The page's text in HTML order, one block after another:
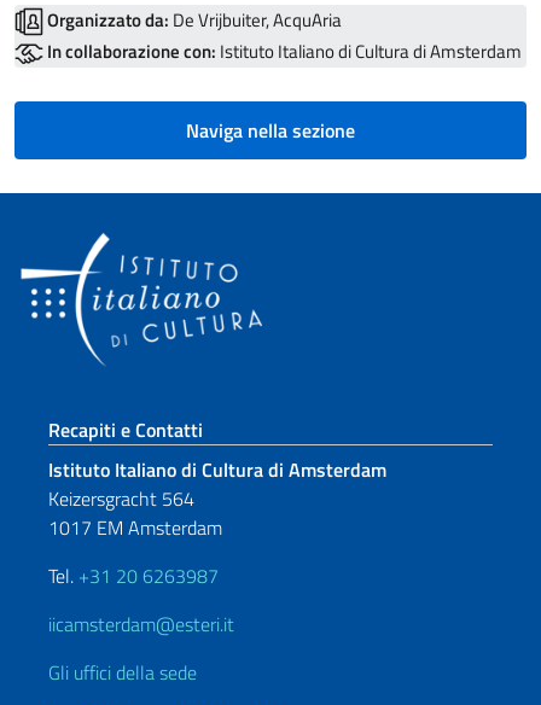
Organizzato da: De Vrijbuiter, AcquAria
In collaborazione con: Istituto Italiano di Cultura di Amsterdam
Naviga nella sezione
Sezione footer
Recapiti e Contatti
Istituto Italiano di Cultura di Amsterdam
Keizersgracht 564
1017 EM Amsterdam
Tel. +31 20 6263987
iicamsterdam@esteri.it
Gli uffici della sede